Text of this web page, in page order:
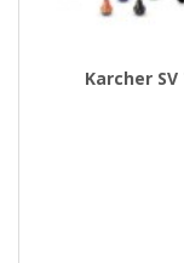
Karcher